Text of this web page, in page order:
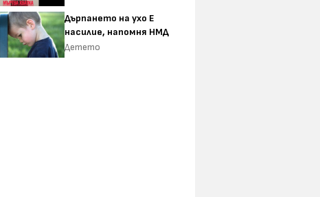
Дърпането на ухо Е
насилие, напомня НМД
Детето